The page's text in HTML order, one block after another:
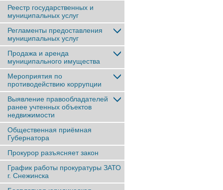
Реестр государственных и
муниципальных услуг
Регламенты предоставления
муниципальных услуг
Продажа и аренда
муниципального имущества
Мероприятия по
противодействию коррупции
Выявление правообладателей
ранее учтенныx объектов
недвижимости
Общественная приёмная
Губернатора
Прокурор разъясняет закон
График работы прокуратуры ЗАТО
г. Снежинска